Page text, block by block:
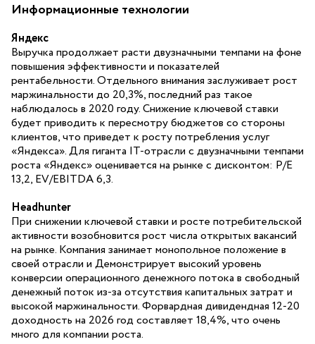
Информационные технологии
Яндекс
Выручка продолжает расти двузначными темпами на фоне
повышения эффективности и показателей
рентабельности. Отдельного внимания заслуживает рост
маржинальности до 20,3%, последний раз такое
наблюдалось в 2020 году. Снижение ключевой ставки
будет приводить к пересмотру бюджетов со стороны
клиентов, что приведет к росту потребления услуг
«Яндекса». Для гиганта ІТ-отрасли с двузначными темпами
роста «Яндекс» оценивается на рынке с дисконтом: P/E
13,2, EV/EBITDA 6,3.
Headhunter
При снижении ключевой ставки и росте потребительской
активности возобновится рост числа открытых вакансий
на рынке. Компания занимает монопольное положение в
своей отрасли и Демонстрирует высокий уровень
конверсии операционного денежного потока в свободный
денежный поток из-за отсутствия капитальных затрат и
высокой маржинальности. Форвардная дивидендная 12-20
доходность на 2026 год составляет 18,4%, что очень
много для компании роста.